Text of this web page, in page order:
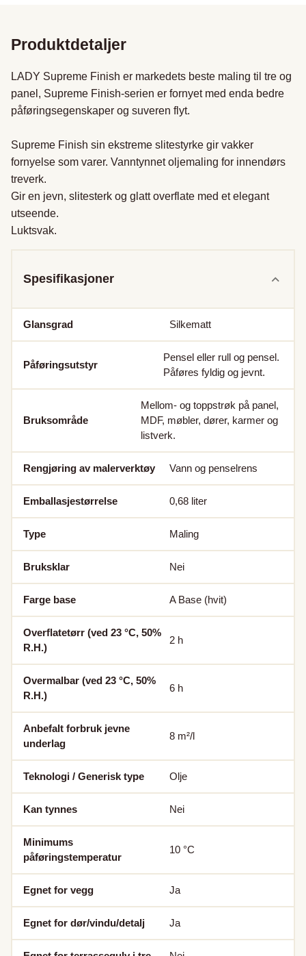
Produktdetaljer
LADY Supreme Finish er markedets beste maling til tre og
panel, Supreme Finish-serien er fornyet med enda bedre
påføringsegenskaper og suveren flyt.
Supreme Finish sin ekstreme slitestyrke gir vakker
fornyelse som varer. Vanntynnet oljemaling for innendørs
treverk.
Gir en jevn, slitesterk og glatt overflate med et elegant
utseende.
Luktsvak.
Spesifikasjoner
Glansgrad Silkematt
Påføringsutstyr
Pensel eller rull og pensel.
Påføres fyldig og jevnt.
Bruksområde
Mellom- og toppstrøk på panel,
MDF, møbler, dører, karmer og
listverk.
Rengjøring av malerverktøy Vann og penselrens
Emballasjestørrelse 0,68 liter
Type Maling
Bruksklar Nei
Farge base A Base (hvit)
Overflatetørr (ved 23 °C, 50%
R.H.)
2 h
Overmalbar (ved 23 °C, 50%
R.H.)
6 h
Anbefalt forbruk jevne
underlag
8 m²/l
Teknologi / Generisk type Olje
Kan tynnes Nei
Minimums
påføringstemperatur
10 °C
Egnet for vegg Ja
Egnet for dør/vindu/detalj Ja